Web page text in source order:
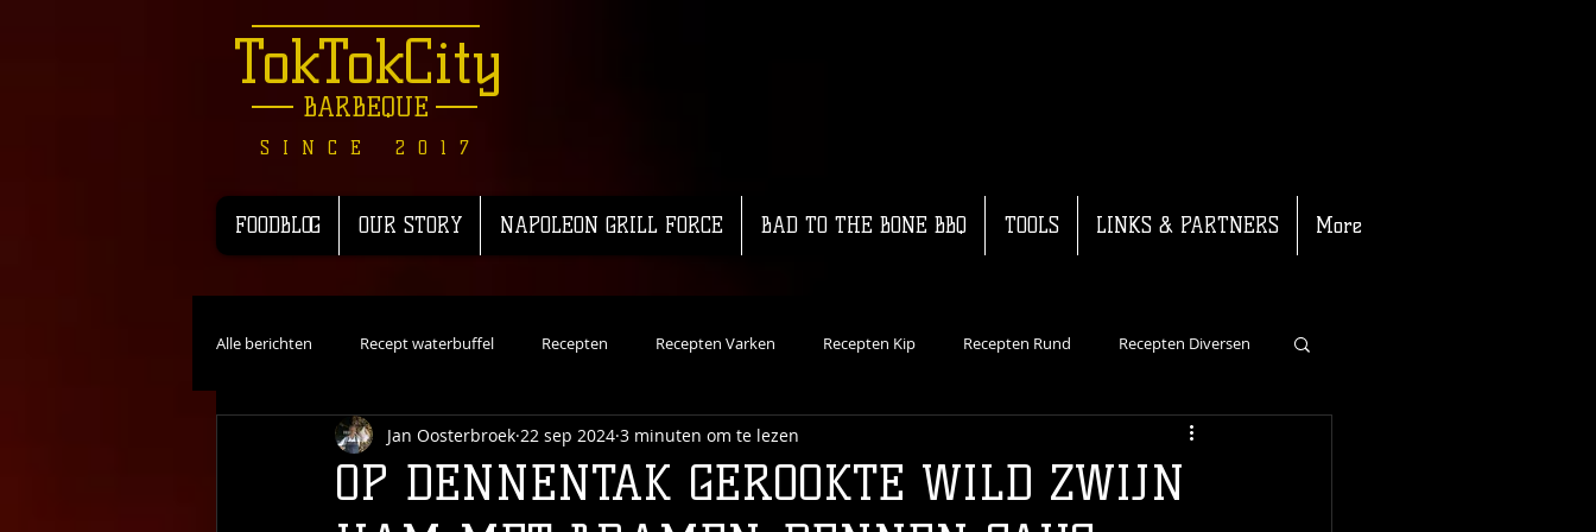
FOODBLOG OUR STORY NAPOLEON GRILL FORCE BAD TO THE BONE BBQ TOOLS LINKS & PARTNERS More
Alle berichten Recept waterbuffel Recepten Recepten Varken Recepten Kip Recepten Rund Recepten Diversen
Recepten Wild Recepten Vis Dutch Oven Recepten Groente Recepten Kalf
OP DENNENTAK GEROOKTE WILD ZWIJN
Jan Oosterbroek 22 sep 2024 3 minuten om te lezen
TokTokCity
BARBEQUE
SINCE 2017